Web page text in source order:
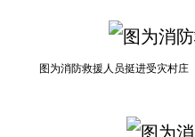
图为消防救援人员挺进受灾村庄